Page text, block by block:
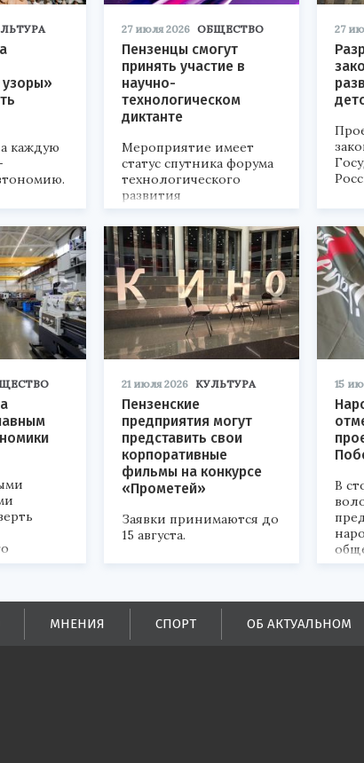
каждую
27 июля 2026 ОБЩЕСТВО
Пензенцы смогут
принять участие в
научно-
технологическом
диктанте
Мероприятие имеет
статус спутника форума
технологического
развития
«Технопром-2026».
27
уровней.
21 июля 2026 КУЛЬТУРА
Пензенские
предприятия могут
представить свои
корпоративные
фильмы на конкурсе
«Прометей»
Заявки принимаются до
15 августа.
15
В
МНЕНИЯ СПОРТ ОБ АКТУАЛЬНОМ